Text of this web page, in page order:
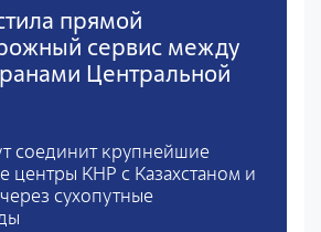
прямой
сервис между
Центральной
соединит крупнейшие
КНР с Казахстаном и
сухопутные